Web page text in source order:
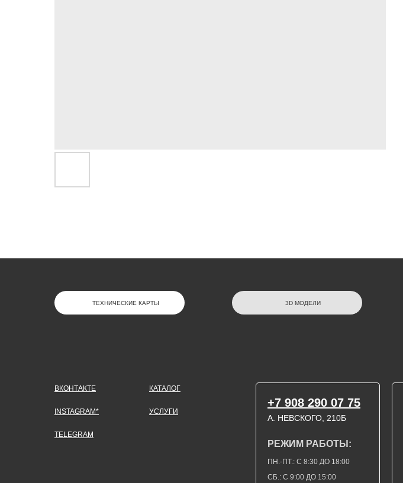
3D МОДЕЛИ
ТЕХНИЧЕСКИЕ КАРТЫ
TELEGRAM
INSTAGRAM*
ВКОНТАКТЕ
СБ.: С 9:00 ДО 15:00
ПН.-ПТ.: С 8:30 ДО 18:00
А. НЕВСКОГО, 210Б
УСЛУГИ
РЕЖИМ РАБОТЫ:
+7 908 290 07 75
КАТАЛОГ